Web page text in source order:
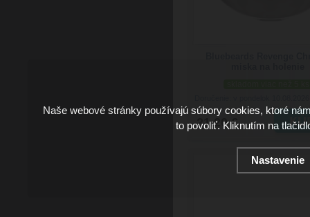
21.20 €
Naše webové stránky používajú súbory cookies, ktoré
to povoliť. Kliknutím na
Nastavenie